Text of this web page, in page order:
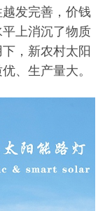
发完善，价钱
上消沉了物质
，新农村太阳
、生产量大。